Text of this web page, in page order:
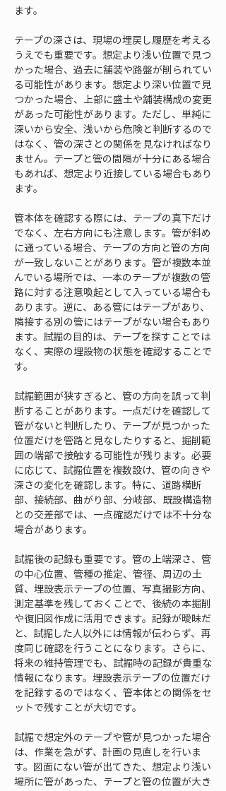
ます。
テープの深さは、現場の埋戻し履歴を考える
うえでも重要です。想定より浅い位置で見つ
かった場合、過去に舗装や路盤が削られてい
る可能性があります。想定より深い位置で見
つかった場合、上部に盛土や舗装構成の変更
があった可能性があります。ただし、単純に
深いから安全、浅いから危険と判断するので
はなく、管の深さとの関係を見なければなり
ません。テープと管の間隔が十分にある場合
もあれば、想定より近接している場合もあり
ます。
管本体を確認する際には、テープの真下だけ
でなく、左右方向にも注意します。管が斜め
に通っている場合、テープの方向と管の方向
が一致しないことがあります。管が複数本並
んでいる場所では、一本のテープが複数の管
路に対する注意喚起として入っている場合も
あります。逆に、ある管にはテープがあり、
隣接する別の管にはテープがない場合もあり
ます。試掘の目的は、テープを探すことでは
なく、実際の埋設物の状態を確認することで
す。
試掘範囲が狭すぎると、管の方向を誤って判
断することがあります。一点だけを確認して
管がないと判断したり、テープが見つかった
位置だけを管路と見なしたりすると、掘削範
囲の端部で接触する可能性が残ります。必要
に応じて、試掘位置を複数設け、管の向きや
深さの変化を確認します。特に、道路横断
部、接続部、曲がり部、分岐部、既設構造物
との交差部では、一点確認だけでは不十分な
場合があります。
試掘後の記録も重要です。管の上端深さ、管
の中心位置、管種の推定、管径、周辺の土
質、埋設表示テープの位置、写真撮影方向、
測定基準を残しておくことで、後続の本掘削
や復旧図作成に活用できます。記録が曖昧だ
と、試掘した人以外には情報が伝わらず、再
度同じ確認を行うことになります。さらに、
将来の維持管理でも、試掘時の記録が貴重な
情報になります。埋設表示テープの位置だけ
を記録するのではなく、管本体との関係をセ
ットで残すことが大切です。
試掘で想定外のテープや管が見つかった場合
は、作業を急がず、計画の見直しを行いま
す。図面にない管が出てきた、想定より浅い
場所に管があった、テープと管の位置が大き